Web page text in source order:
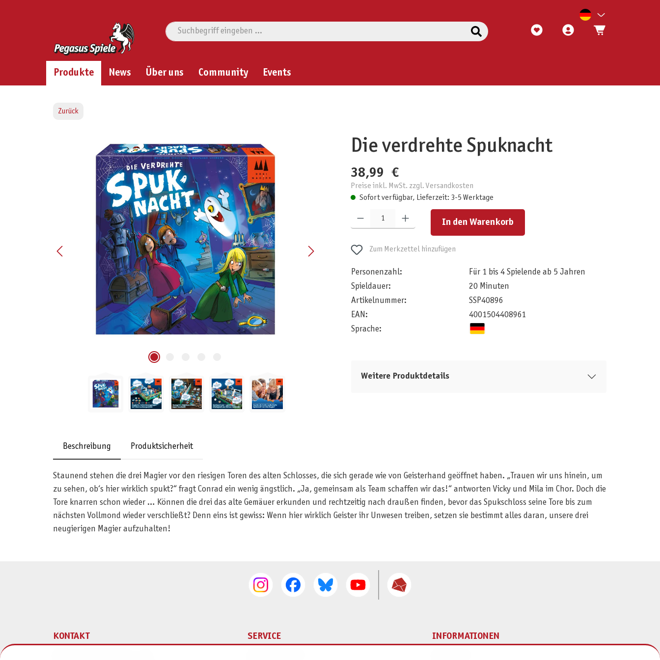
Produkte News Über uns Community Events
Zurück
Die verdrehte Spuknacht
38,99 €
Preise inkl. MwSt. zzgl. Versandkosten
Sofort verfügbar, Lieferzeit: 3-5 Werktage
Produkt Anzahl: Gib den gewünschten Wert ein oder benutze die Schaltflächen um die Anzahl zu erhöhen oder zu reduzieren.
In den Warenkorb
Zum Merkzettel hinzufügen
Personenzahl:
Für 1 bis 4 Spielende ab 5 Jahren
Spieldauer:
20 Minuten
Artikelnummer:
SSP40896
EAN:
4001504408961
Sprache:
Weitere Produktdetails
Beschreibung Produktsicherheit
Staunend stehen die drei Magier vor den riesigen Toren des alten Schlosses, die sich gerade wie von Geisterhand geöffnet haben. „Trauen wir uns hinein, um
zu sehen, ob‘s hier wirklich spukt?“ fragt Conrad ein wenig ängstlich. „Ja, gemeinsam als Team schaffen wir das!“ antworten Vicky und Mila im Chor. Doch die
Tore knarren schon wieder … Können die drei das alte Gemäuer erkunden und rechtzeitig nach draußen finden, bevor das Spukschloss seine Tore bis zum
nächsten Vollmond wieder verschließt? Denn eins ist gewiss: Wenn hier wirklich Geister ihr Unwesen treiben, setzen sie bestimmt alles daran, unsere drei
neugierigen Magier aufzuhalten!
KONTAKT SERVICE INFORMATIONEN